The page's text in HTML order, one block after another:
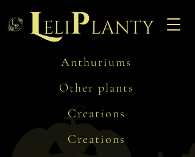
Leliplanty
Anthuriums
Other plants
Creations
Creations